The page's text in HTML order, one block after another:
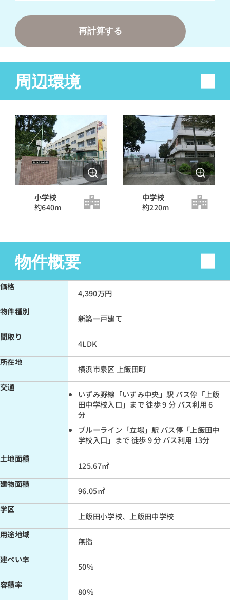
金利
変動金利（優遇有）（0.495%）
変動+固定mix（1.603%）
直接入力する
ボーナス払い（年2回）
無し
有り
返済年数
25年
15年
直接入力する
万円（半角数字）
年収
再計算する
周辺環境
小学校
約640m
中学校
約220m
物件概要
価格
4,390万円
物件種別
新築一戸建て
間取り
4LDK
所在地
横浜市泉区 上飯田町
交通
いずみ野線「いずみ中央」駅 バス停「上飯
田中学校入口」まで 徒歩 9 分 バス利用 6
分
ブルーライン「立場」駅 バス停「上飯田中
学校入口」まで 徒歩 9 分 バス利用 13分
土地面積
125.67㎡
建物面積
96.05㎡
学区
上飯田小学校、上飯田中学校
用途地域
無指
建ぺい率
50%
容積率
80%